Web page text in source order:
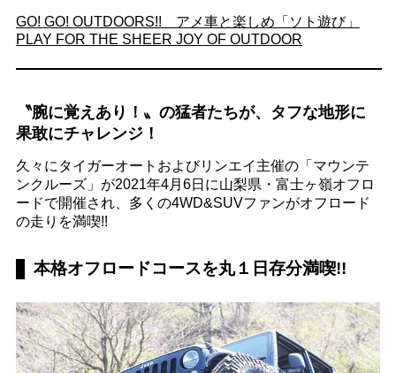
GO! GO! OUTDOORS!! アメ車と楽しめ「ソト遊び」
PLAY FOR THE SHEER JOY OF OUTDOOR
〝腕に覚えあり！〟の猛者たちが、タフな地形に
果敢にチャレンジ！
久々にタイガーオートおよびリンエイ主催の「マウンテ
ンクルーズ」が2021年4月6日に山梨県・富士ヶ嶺オフロ
ードで開催され、多くの4WD&SUVファンがオフロード
の走りを満喫!!
本格オフロードコースを丸１日存分満喫!!